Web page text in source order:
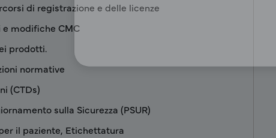
di registrazione e delle licenze
modifiche CMC
prodotti.
normative
(CTDs)
sulla Sicurezza (PSUR)
il paziente, Etichettatura